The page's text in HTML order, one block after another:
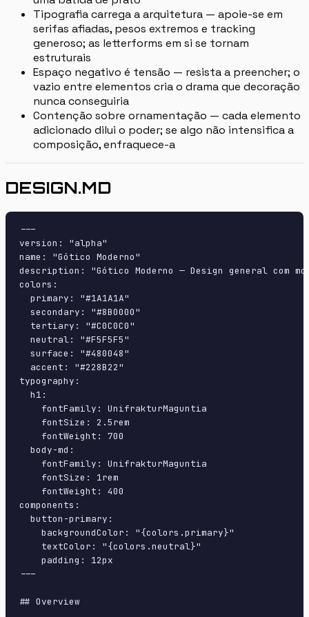
Tipografia carrega a arquitetura — apoie-se em
serifas afiadas, pesos extremos e tracking
generoso; as letterforms em si se tornam
estruturais
Espaço negativo é tensão — resista a preencher; o
vazio entre elementos cria o drama que decoração
nunca conseguiria
Contenção sobre ornamentação — cada elemento
adicionado dilui o poder; se algo não intensifica a
composição, enfraquece-a
DESIGN.MD
---
version: "alpha"
name: "Gótico Moderno"
description: "Gótico Moderno — Design general com
colors:
  primary: "#1A1A1A"
  secondary: "#8B0000"
  tertiary: "#C0C0C0"
  neutral: "#F5F5F5"
  surface: "#480048"
  accent: "#228B22"
typography:
  h1:
    fontFamily: UnifrakturMaguntia
    fontSize: 2.5rem
    fontWeight: 700
  body-md:
    fontFamily: UnifrakturMaguntia
    fontSize: 1rem
    fontWeight: 400
components:
  button-primary:
    backgroundColor: "{colors.primary}"
    textColor: "{colors.neutral}"
    padding: 12px
---
## Overview